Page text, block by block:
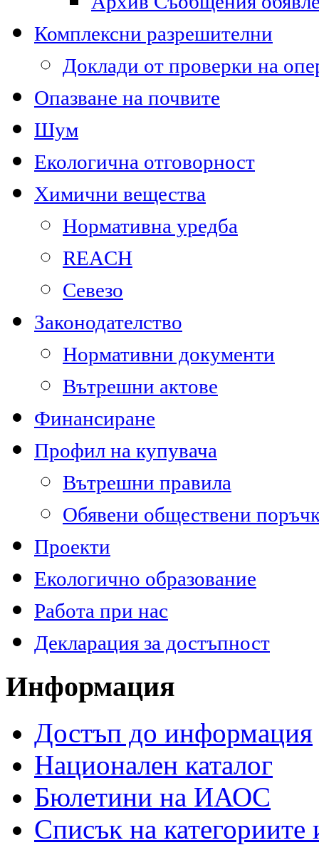
Комплексни разрешителни
Доклади от проверки на
Опазване на почвите
Шум
Екологична отговорност
Химични вещества
Нормативна уредба
REACH
Севезо
Законодателство
Нормативни документи
Вътрешни актове
Финансиране
Профил на купувача
Вътрешни правила
Обявени обществени
Проекти
Екологично образование
Работа при нас
Декларация за достъпност
Информация
Достъп до информация
Национален каталог
Бюлетини на ИАОС
Списък на